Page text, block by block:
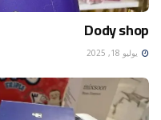
Dody shop
يوليو 18, 2025